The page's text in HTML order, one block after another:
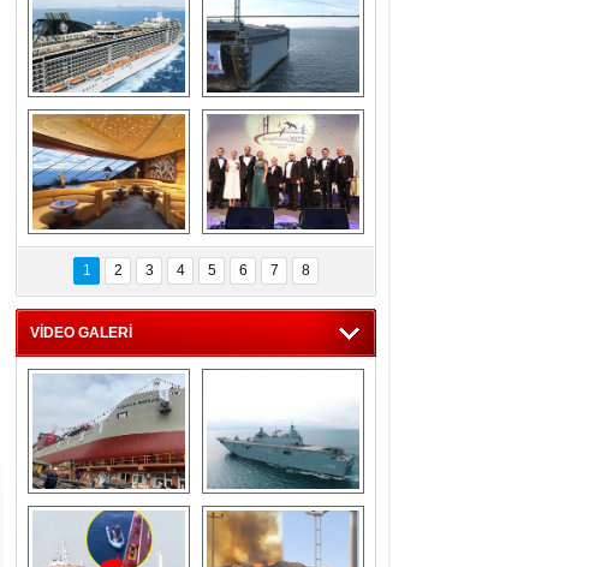
“Gemi içinde gemi”
konsepti ile MSC
Splendida
Dünyada tek!
Denizaltı yüzer
havuzu intikal
seyrine başladı
MSC'den 55 milyon
euroluk turizm geliri
müjdesi
5. Bosphorus Ship
Brokers Dinner,
İstanbul’da yapıldı
1 2 3 4 5 6 7 8
VİDEO GALERİ
Çeksan Tersanesi,
Başaran Bayrak
tankerini suya
indirdi
TCG Anadolu,
tersane teknik
seyrini tamamladı